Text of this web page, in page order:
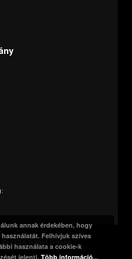
© 2016 Napút Online
annak érdekében, hogy
Felhívjuk szíves
használata a cookie-k
jelenti.Több információ...